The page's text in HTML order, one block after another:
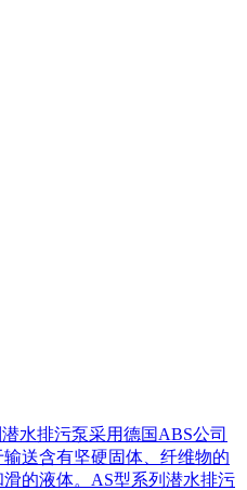
水排污泵采用德国ABS公司
送含有坚硬固体、纤维物的
的液体。AS型系列潜水排污